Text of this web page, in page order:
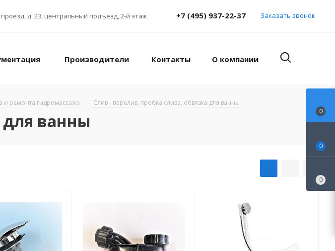
д. 23, центральный подъезд, 2-й этаж +7 (495) 937-22-37 Заказать звонок
Производители Контакты О компании
и ремонта гидромассажа - Слив - перелив, пробка слива, обвязка для ванны
для ванны 0
0
0